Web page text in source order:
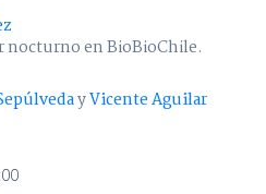
nocturno en BioBioChile.
yVicente Aguilar